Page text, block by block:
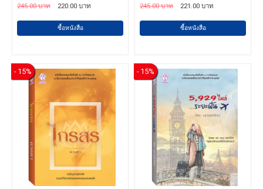
245.00 บาท
220.00 บาท
ซื้อหนังสือ
245.00 บาท
221.00 บาท
ซื้อหนังสือ
- 15% - 15%